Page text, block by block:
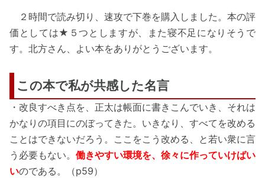
２時間で読み切り、速攻で下巻を購入しました。本の評
価としては★５つとしますが、また寝不足になりそうで
す。北方さん、よい本をありがとうございます。
この本で私が共感した名言
・改良すべき点を、正太は帳面に書きこんでいき、それは
かなりの項目にのぼってきた。いきなり、すべてを改める
ことはできないだろう。ここをこう改める、と若い衆に言
う必要もない。 働きやすい環境を、徐々に作っていけばい
いのである。（p59）